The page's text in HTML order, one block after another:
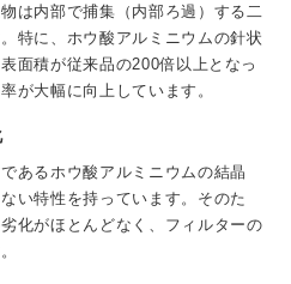
は内部で捕集（内部ろ過）する二
特に、ホウ酸アルミニウムの針状
面積が従来品の200倍以上となっ
が大幅に向上しています。
あるホウ酸アルミニウムの結晶
い特性を持っています。そのた
化がほとんどなく、フィルターの